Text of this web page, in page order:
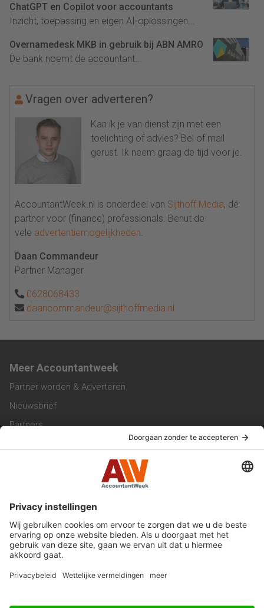
ChatGPT en Copilot voor accountants
Inzicht, toepassing en eigen AI-oplossingen...
Overnamedesk MKB in gebruik bij ABN AMRO
De bank noemt de accountant...
Vragen over adverteren?
Kan ik je van dienst zijn met een
toelichting of advies? Bel of mail
gerust. Ik neem graag de tijd voor je.
AccountantWeek.nl is onderdeel van Sijthoff Media, dé
partner voor (finance) professionals. Benut de
vele advertentiemogelijkheden
Daan Commandeur
Partner Manager
0628068433
daancommandeur@sijthoffmedia.nl
Meer Accountantweek
Partner worden & Adverteren
Nieuwsbrief
Partners
Werken bij ons
Privacy Statement
Algemene Voorwaarden
Privacyinstellingen